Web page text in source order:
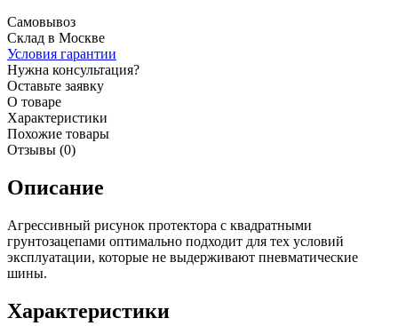
Самовывоз
Склад в Москве
Условия гарантии
Нужна консультация?
Оставьте заявку
О товаре
Характеристики
Похожие товары
Отзывы (0)
Описание
Агрессивный рисунок протектора с квадратными
грунтозацепами оптимально подходит для тех условий
эксплуатации, которые не выдерживают пневматические
шины.
Характеристики